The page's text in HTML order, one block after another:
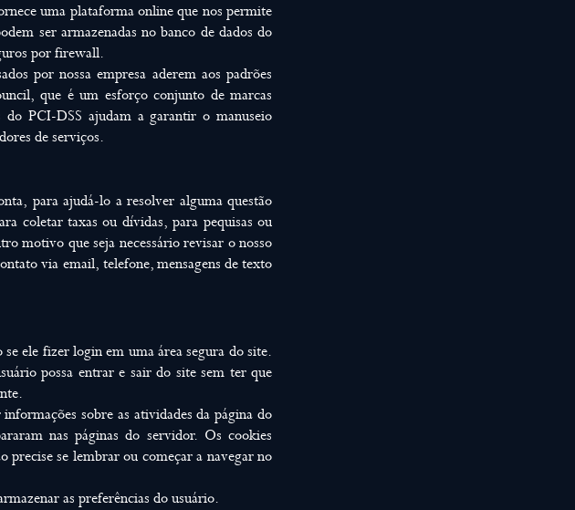
uma plataforma online que nos permite
ser armazenadas no banco de dados do
por firewall.
por nossa empresa aderem aos padrões
que é um esforço conjunto de marcas
PCI-DSS ajudam a garantir o manuseio
de serviços.
para ajudá-lo a resolver alguma questão
coletar taxas ou dívidas, para pequisas ou
motivo que seja necessário revisar o nosso
via email, telefone, mensagens de texto
ele fizer login em uma área segura do site.
possa entrar e sair do site sem ter que
sobre as atividades da página do
nas páginas do servidor. Os cookies
precise se lembrar ou começar a navegar no
as preferências do usuário.